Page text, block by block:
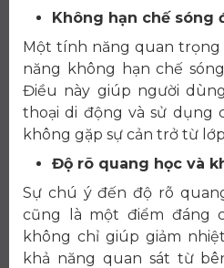
Không hạn chế sóng
Một tính năng quan trọng
năng không hạn chế
Điều này giúp người
thoại di động và sử dụng
không gặp sự cản trở từ
Độ rõ quang học và
Sự chú ý đến độ rõ
cũng là một điểm đáng
không chỉ giúp giảm
khả năng quan sát từ